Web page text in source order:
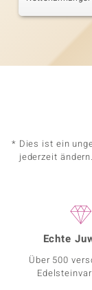
* Dies ist ein
jederzeit
Echte
Über 500